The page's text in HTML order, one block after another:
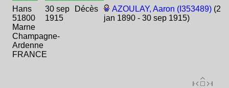
Hans
51800
Marne
Champagne-
Ardenne
FRANCE
30 sep
1915
Décès AZOULAY, Aaron (I353489) (2
jan 1890 - 30 sep 1915)